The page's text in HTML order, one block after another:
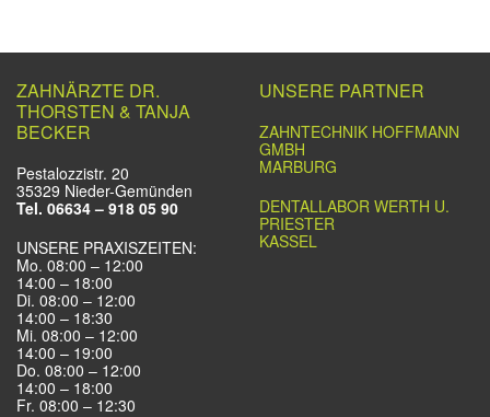
ZAHNÄRZTE DR.
THORSTEN & TANJA
BECKER
Pestalozzistr. 20
35329 Nieder-Gemünden
Tel. 06634 – 918 05 90
UNSERE PRAXISZEITEN:
Mo. 08:00 – 12:00
14:00 – 18:00
Di. 08:00 – 12:00
14:00 – 18:30
Mi. 08:00 – 12:00
14:00 – 19:00
Do. 08:00 – 12:00
14:00 – 18:00
Fr. 08:00 – 12:30
UNSERE PARTNER
ZAHNTECHNIK HOFFMANN
GMBH
MARBURG
DENTALLABOR WERTH U.
PRIESTER
KASSEL